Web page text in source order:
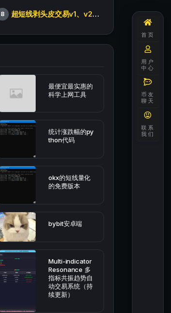
8 超短线剥头皮交易v1、v2版本
最便宜最实惠的
科学上网工具
统计涨跌幅的py
thon代码
okx的短线量化
的免费版本
bybit安卓端
Multi-indicator
Resonance 多
指标共振趋势自
动交易系统（持
续更新）
首页
用户
中心
币友
聊天
联系
我们